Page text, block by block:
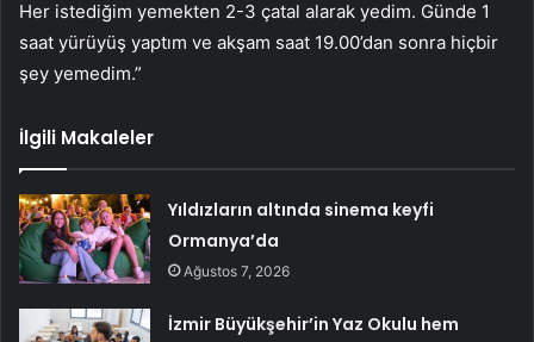
Her istediğim yemekten 2-3 çatal alarak yedim. Günde 1
saat yürüyüş yaptım ve akşam saat 19.00’dan sonra hiçbir
şey yemedim.”
İlgili Makaleler
Yıldızların altında sinema keyfi
Ormanya’da
Ağustos 7, 2026
İzmir Büyükşehir’in Yaz Okulu hem